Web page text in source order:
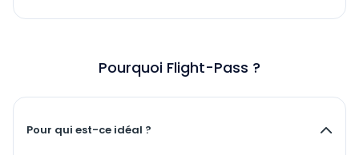
Pourquoi Flight-Pass ?
Pour qui est-ce idéal ?